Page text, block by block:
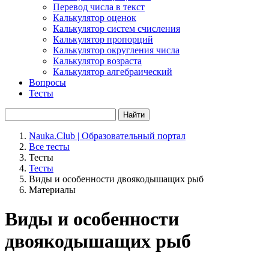
Перевод числа в текст
Калькулятор оценок
Калькулятор систем счисления
Калькулятор пропорций
Калькулятор округления числа
Калькулятор возраста
Калькулятор алгебраический
Вопросы
Тесты
Найти
Nauka.Club | Образовательный портал
Все тесты
Тесты
Тесты
Виды и особенности двоякодышащих рыб
Материалы
Виды и особенности
двоякодышащих рыб